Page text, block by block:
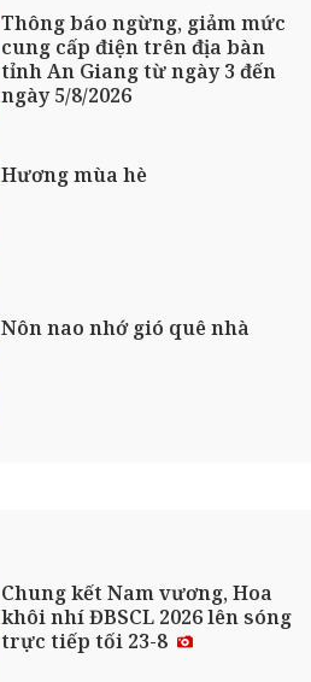
Thông báo ngừng, giảm mức
cung cấp điện trên địa bàn
tỉnh An Giang từ ngày 3 đến
ngày 5/8/2026
Hương mùa hè
Nôn nao nhớ gió quê nhà
Chung kết Nam vương, Hoa
khôi nhí ĐBSCL 2026 lên sóng
trực tiếp tối 23-8